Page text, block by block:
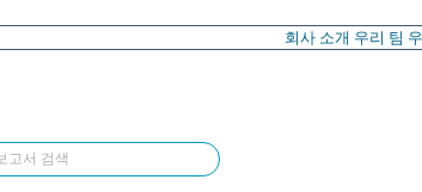
회사 소개 우리 팀